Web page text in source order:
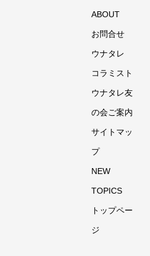
ABOUT
お問合せ
ウナタレ
コラミスト
ウナタレ友
の会ご案内
サイトマッ
プ
NEW
TOPICS
トップペー
ジ